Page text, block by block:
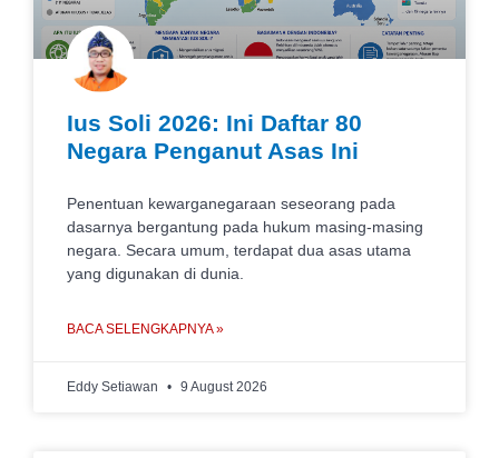
Ius Soli 2026: Ini Daftar 80
Negara Penganut Asas Ini
Penentuan kewarganegaraan seseorang pada
dasarnya bergantung pada hukum masing-masing
negara. Secara umum, terdapat dua asas utama
yang digunakan di dunia.
BACA SELENGKAPNYA »
Eddy Setiawan 9 August 2026